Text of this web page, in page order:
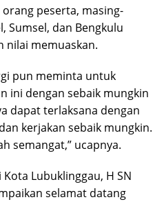
peserta, masing-
Sumsel, dan Bengkulu
nilai memuaskan.
pun meminta untuk
ini dengan sebaik mungkin
dapat terlaksana dengan
kerjakan sebaik mungkin.
semangat,” ucapnya.
Lubuklinggau, H SN
selamat datang